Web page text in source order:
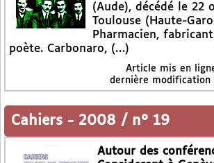
(Aude), décédé le 22
Toulouse (Haute-
Pharmacien,
poète. Carbonaro, (…)
Article mis en
dernière
Cahiers - 2008 / n° 19
Autour des